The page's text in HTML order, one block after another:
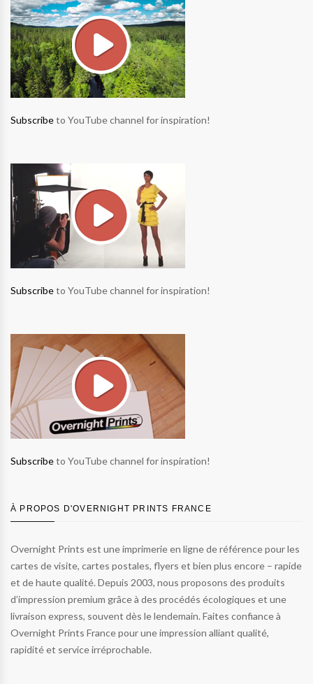
Subscribeto YouTube channel for inspiration!
Subscribeto YouTube channel for inspiration!
Subscribeto YouTube channel for inspiration!
À PROPOS D'OVERNIGHT PRINTS FRANCE
Overnight Prints est une imprimerie en ligne de référence pour les
cartes de visite, cartes postales, flyers et bien plus encore – rapide
et de haute qualité. Depuis 2003, nous proposons des produits
d’impression premium grâce à des procédés écologiques et une
livraison express, souvent dès le lendemain. Faites confiance à
Overnight Prints France pour une impression alliant qualité,
rapidité et service irréprochable.